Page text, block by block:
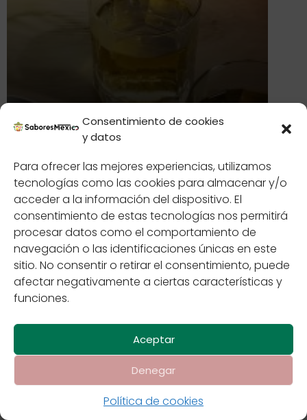
Consentimiento de cookies
y datos
Para ofrecer las mejores experiencias, utilizamos
tecnologías como las cookies para almacenar y/o
acceder a la información del dispositivo. El
consentimiento de estas tecnologías nos permitirá
procesar datos como el comportamiento de
navegación o las identificaciones únicas en este
sitio. No consentir o retirar el consentimiento, puede
afectar negativamente a ciertas características y
funciones.
Aceptar
Denegar
Política de cookies
El Mezcal, elixir del
agave: origen,
producción y regiones
de elaboración
Contáctenos Política de cookies
Políticas de
Sabores de México